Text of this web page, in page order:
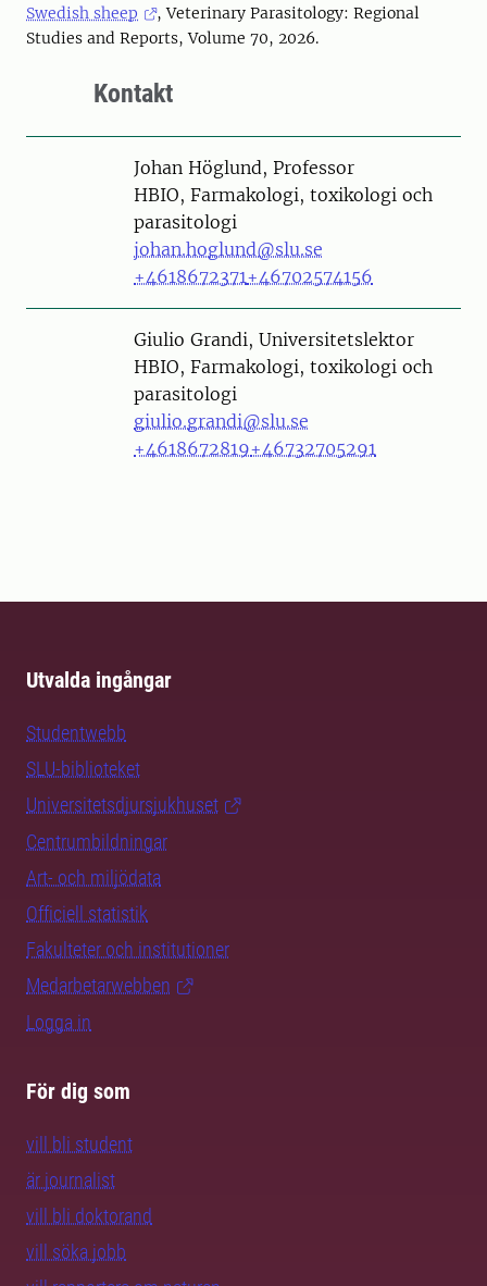
Swedish sheep
, Veterinary Parasitology: Regional
Studies and Reports, Volume 70, 2026.
Kontakt
PersonJohan Höglund, Professor
HBIO, Farmakologi, toxikologi och
parasitologi
johan.hoglund@slu.se
+4618672371+46702574156
PersonGiulio Grandi, Universitetslektor
HBIO, Farmakologi, toxikologi och
parasitologi
giulio.grandi@slu.se
+4618672819+46732705291
Utvalda ingångar
Studentwebb
SLU-biblioteket
Universitetsdjursjukhuset
Centrumbildningar
Art- och miljödata
Officiell statistik
Fakulteter och institutioner
Medarbetarwebben
Logga in
För dig som
vill bli student
är journalist
vill bli doktorand
vill söka jobb